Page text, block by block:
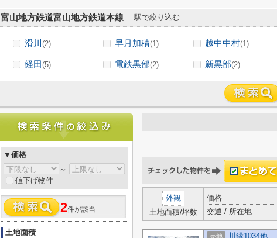
富山地方鉄道富山地方鉄道本線 駅で絞り込む
滑川 (2) 早月加積(1) 越中中村(1)
経田(5) 電鉄黒部(2) 新黒部(2)
外観
土地面積/坪数
価格
交通 / 所在地
売地 川縁1034他
▼価格
～
値下げ物件
2件が該当
土地面積